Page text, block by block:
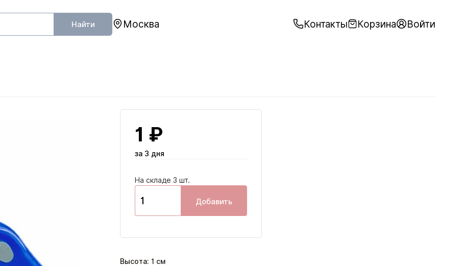
Найти Москва Контакты Корзина Войти
1 ₽
за 3 дня
На складе 3 шт.
Добавить
Высота: 1 см